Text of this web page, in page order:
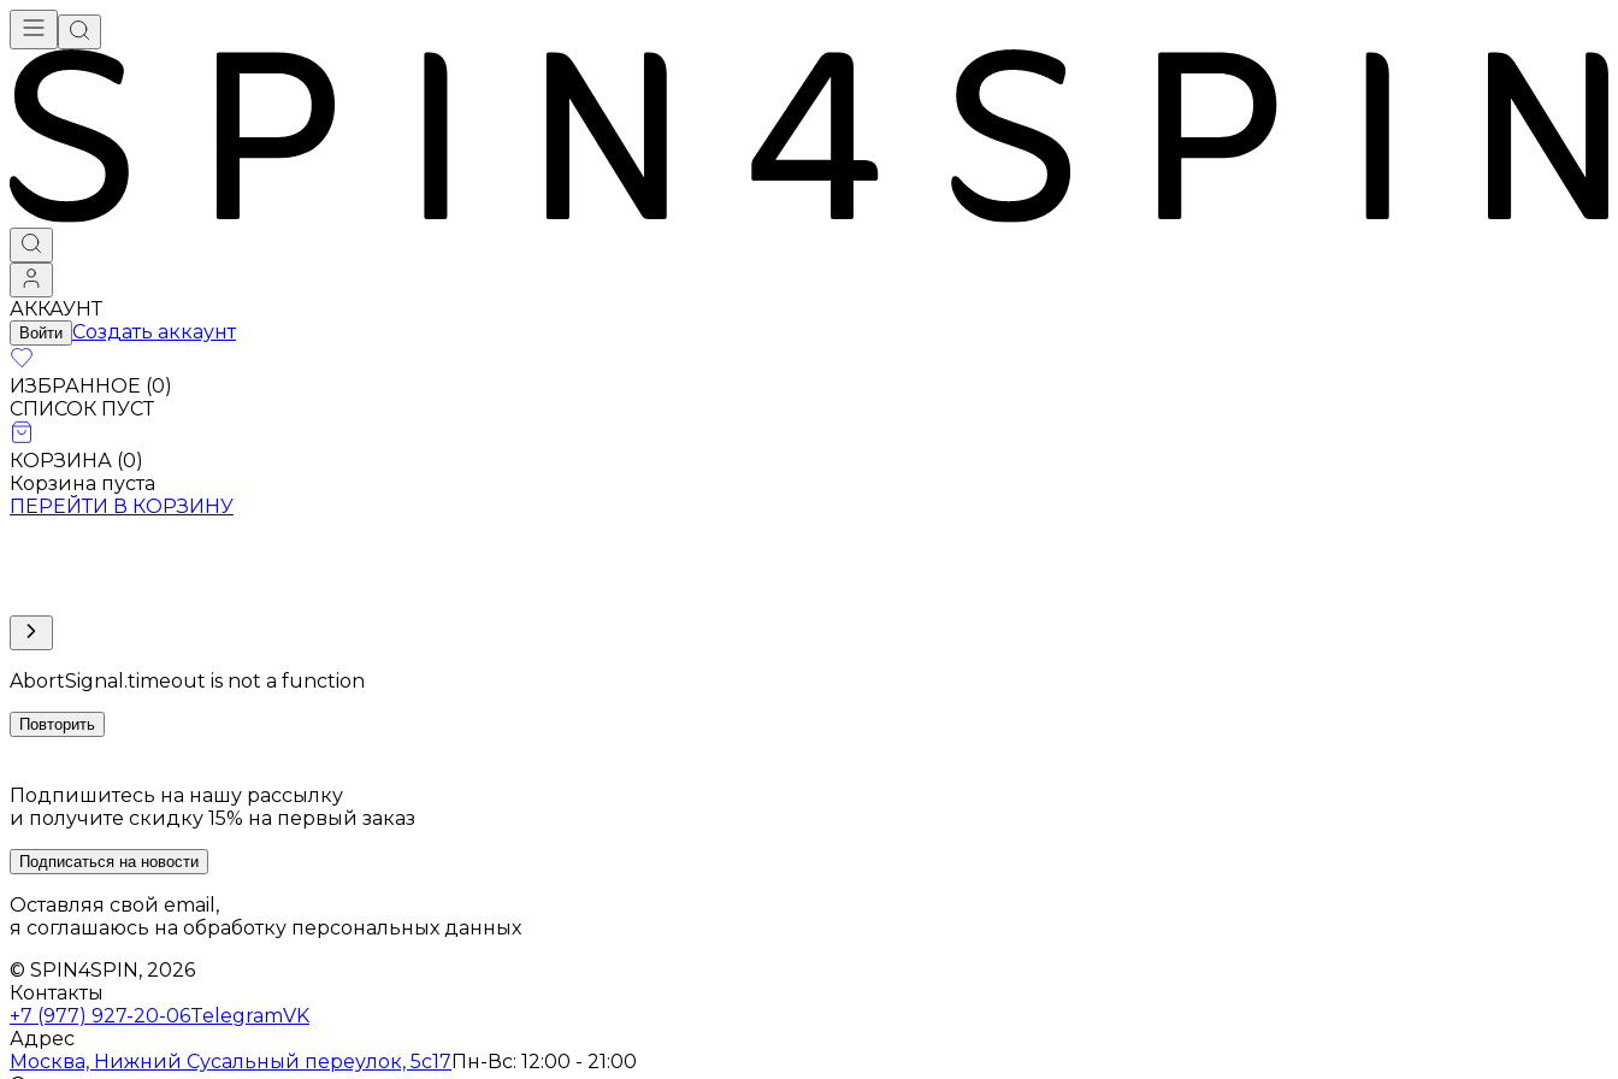
АККАУНТ
Войти Создать аккаунт
ИЗБРАННОЕ (0)
СПИСОК ПУСТ
КОРЗИНА (0)
Корзина пуста
ПЕРЕЙТИ В КОРЗИНУ
AbortSignal.timeout is not a function
Повторить
Подпишитесь на нашу рассылку
и получите скидку 15% на первый заказ
Подписаться на новости
Оставляя свой email,
я соглашаюсь на обработку персональных данных
© SPIN4SPIN, 2026
Контакты
+7 (977) 927-20-06TelegramVK
Адрес
Москва, Нижний Сусальный переулок, 5с17 Пн-Вс: 12:00 - 21:00